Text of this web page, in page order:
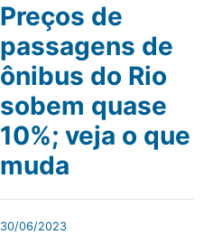
Preços de
passagens de
ônibus do Rio
sobem quase
10%; veja o que
muda
30/06/2023